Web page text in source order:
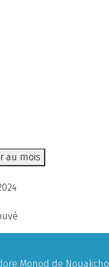
au mois
Monod de